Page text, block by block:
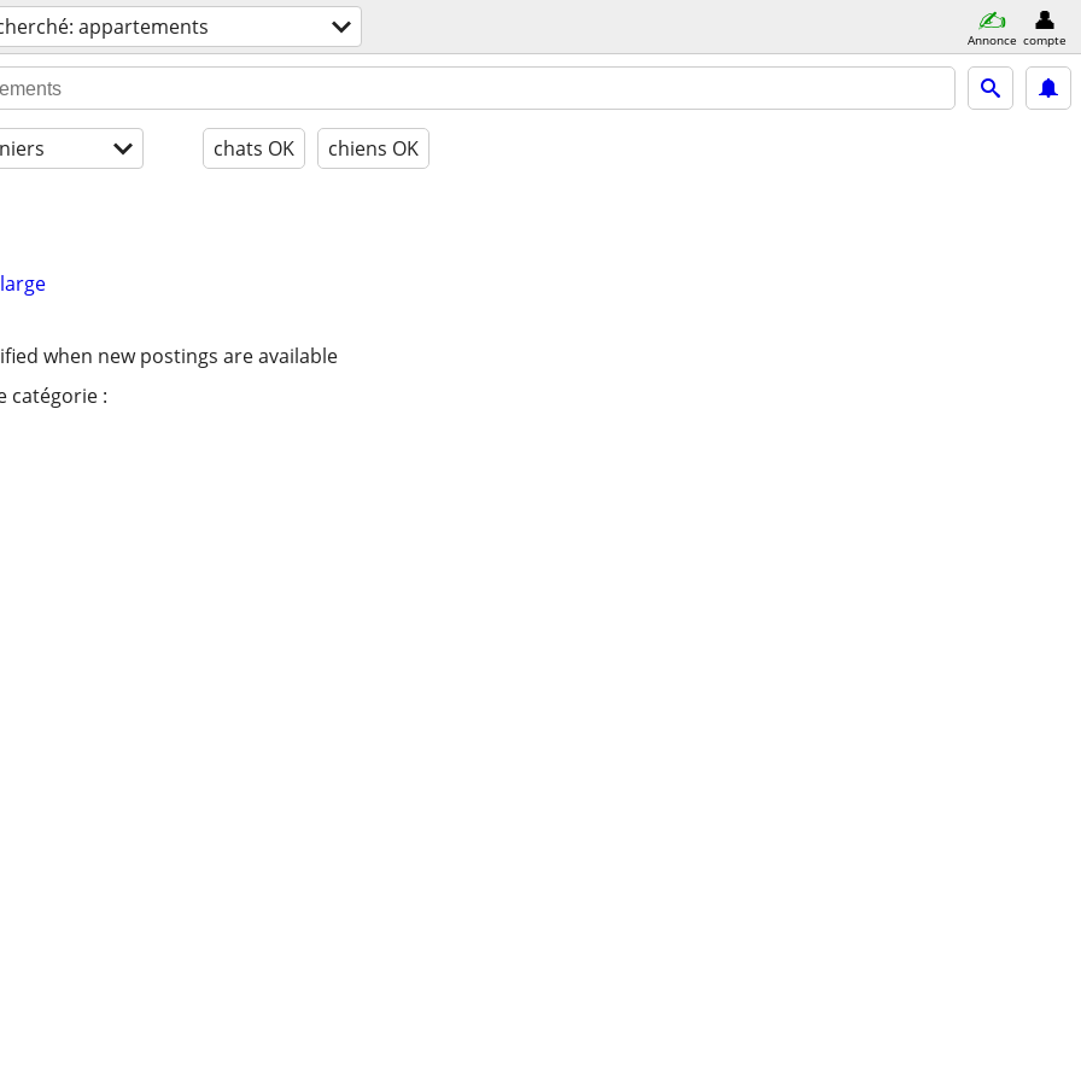
appartements Annonce compte
chats OK chiens OK
when new postings are available
catégorie :